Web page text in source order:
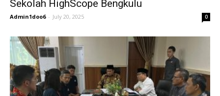
Sekolah HighScope Bengkulu
Admin1doo6 - July 20, 2025 0